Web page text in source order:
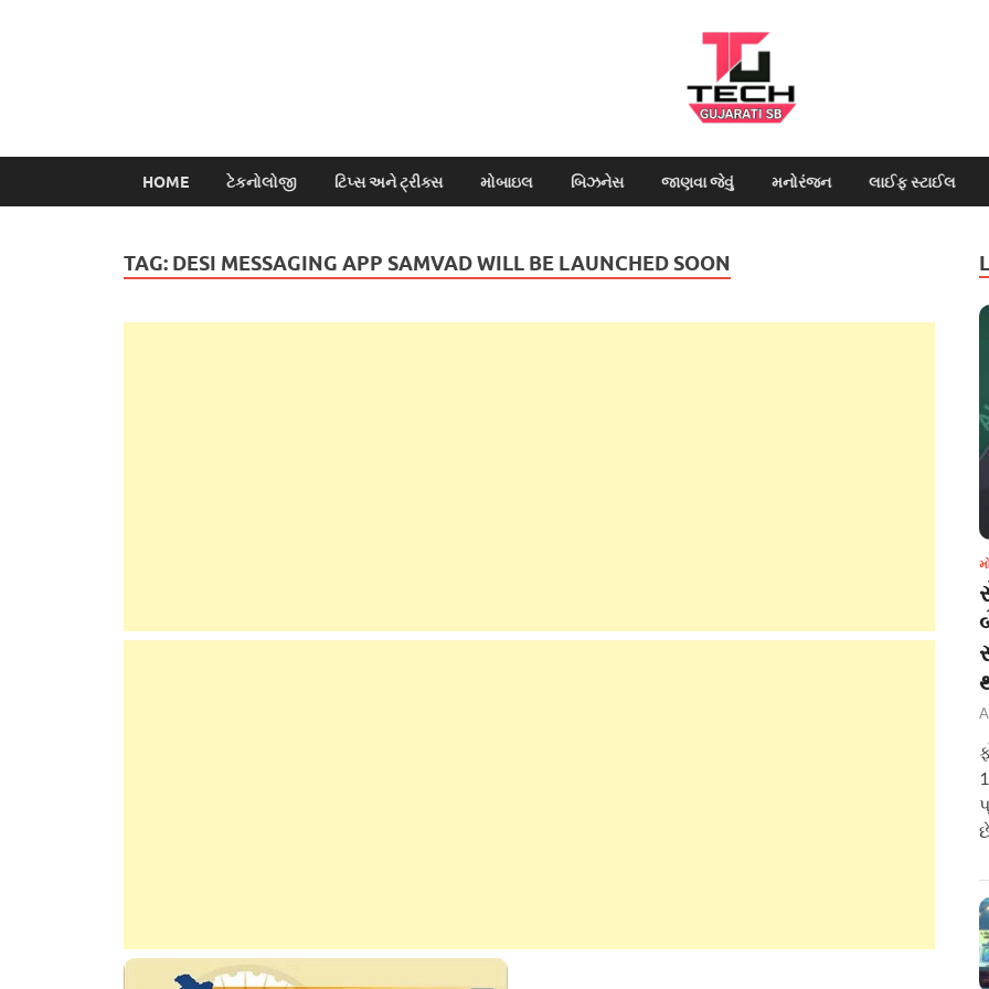
Tech
tablets, laptops,
HOME ટેકનોલોજી ટિપ્સ અને ટ્રીક્સ મોબાઇલ બિઝનેસ જાણવા જેવું મનોરંજન લાઈફ સ્ટાઈલ
TAG: DESI MESSAGING APP SAMVAD WILL BE LAUNCHED SOON